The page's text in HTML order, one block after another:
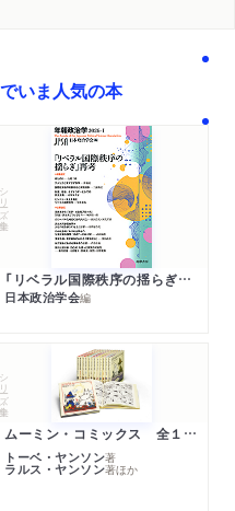
でいま人気の本
シリーズ・全集
「リベラル国際秩序の揺らぎ」再考 年報政治学２０２６‐Ⅰ
日本政治学会編
シリーズ・全集
ムーミン・コミックス 全１４巻セット
トーベ・ヤンソン著
ラルス・ヤンソン著ほか